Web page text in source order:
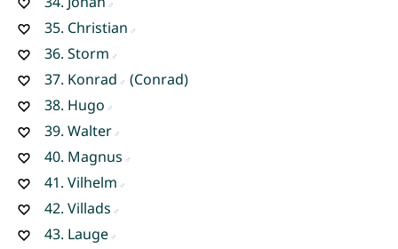
35. Christian
36. Storm
37. Konrad
(Conrad)
38. Hugo
39. Walter
40. Magnus
41. Vilhelm
42. Villads
43. Lauge